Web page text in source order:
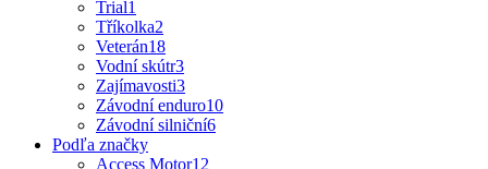
Trial1
Tříkolka2
Veterán18
Vodní skútr3
Zajímavosti3
Závodní enduro10
Závodní silniční6
Podľa značky
Access Motor12